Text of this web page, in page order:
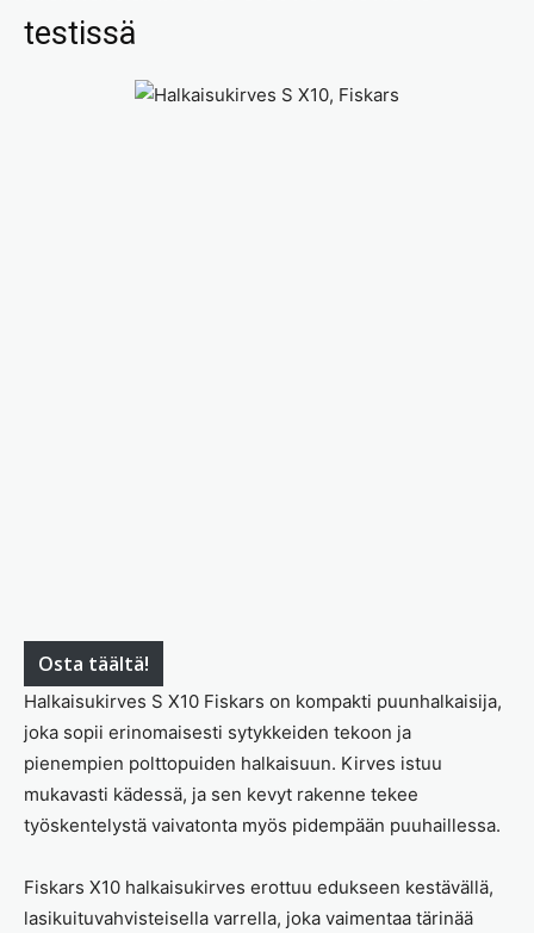
testissä
Osta täältä!
Halkaisukirves S X10 Fiskars on kompakti puunhalkaisija,
joka sopii erinomaisesti sytykkeiden tekoon ja
pienempien polttopuiden halkaisuun. Kirves istuu
mukavasti kädessä, ja sen kevyt rakenne tekee
työskentelystä vaivatonta myös pidempään puuhaillessa.
Fiskars X10 halkaisukirves erottuu edukseen kestävällä,
lasikuituvahvisteisella varrella, joka vaimentaa tärinää